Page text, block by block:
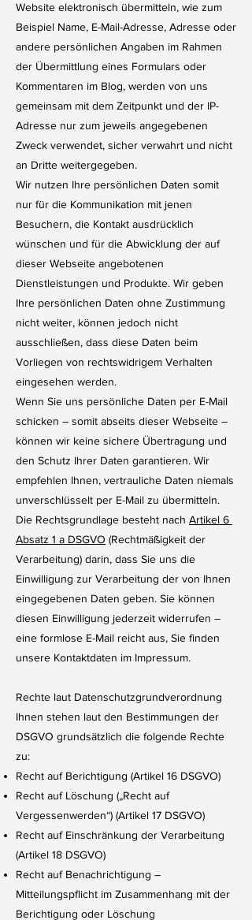
Website elektronisch übermitteln, wie zum
Beispiel Name, E-Mail-Adresse, Adresse oder
andere persönlichen Angaben im Rahmen
der Übermittlung eines Formulars oder
Kommentaren im Blog, werden von uns
gemeinsam mit dem Zeitpunkt und der IP-
Adresse nur zum jeweils angegebenen
Zweck verwendet, sicher verwahrt und nicht
an Dritte weitergegeben.
Wir nutzen Ihre persönlichen Daten somit
nur für die Kommunikation mit jenen
Besuchern, die Kontakt ausdrücklich
wünschen und für die Abwicklung der auf
dieser Webseite angebotenen
Dienstleistungen und Produkte. Wir geben
Ihre persönlichen Daten ohne Zustimmung
nicht weiter, können jedoch nicht
ausschließen, dass diese Daten beim
Vorliegen von rechtswidrigem Verhalten
eingesehen werden.
Wenn Sie uns persönliche Daten per E-Mail
schicken – somit abseits dieser Webseite –
können wir keine sichere Übertragung und
den Schutz Ihrer Daten garantieren. Wir
empfehlen Ihnen, vertrauliche Daten niemals
unverschlüsselt per E-Mail zu übermitteln.
Die Rechtsgrundlage besteht nach Artikel 6
Absatz 1 a DSGVO (Rechtmäßigkeit der
Verarbeitung) darin, dass Sie uns die
Einwilligung zur Verarbeitung der von Ihnen
eingegebenen Daten geben. Sie können
diesen Einwilligung jederzeit widerrufen –
eine formlose E-Mail reicht aus, Sie finden
unsere Kontaktdaten im Impressum.
Rechte laut Datenschutzgrundverordnung
Ihnen stehen laut den Bestimmungen der
DSGVO grundsätzlich die folgende Rechte
zu:
Recht auf Berichtigung (Artikel 16 DSGVO)
Recht auf Löschung („Recht auf
Vergessenwerden“) (Artikel 17 DSGVO)
Recht auf Einschränkung der Verarbeitung
(Artikel 18 DSGVO)
Recht auf Benachrichtigung –
Mitteilungspflicht im Zusammenhang mit der
Berichtigung oder Löschung